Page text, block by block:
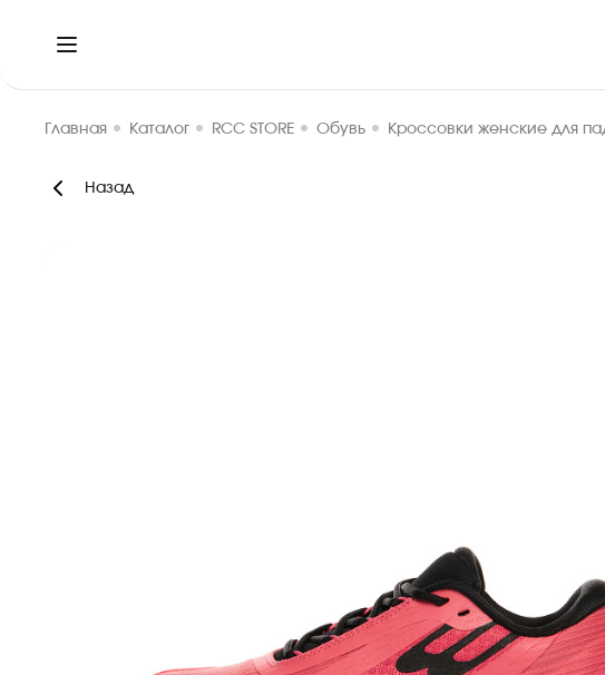
Главная Каталог RCC STORE Обувь Кроссовки женские для
Назад